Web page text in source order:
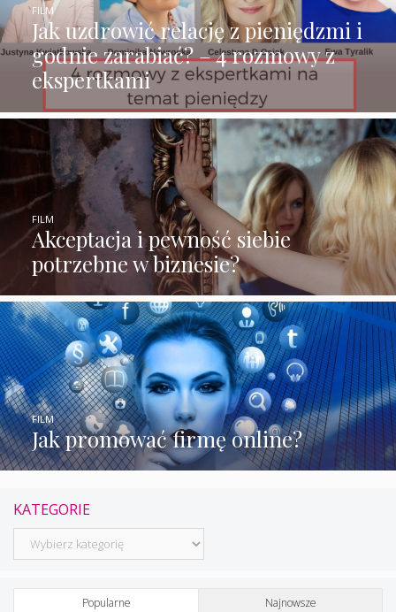
Jak uzdrowić relację z pieniędzmi i
godnie zarabiać? – 4 rozmowy z
ekspertkami
FILM
Akceptacja i pewność siebie
potrzebne w biznesie?
FILM
Jak promować firmę online?
FILM
KATEGORIE
Kategorie
Popularne Najnowsze